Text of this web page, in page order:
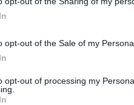
opt-out of the Sale of my
opt-out of processing my